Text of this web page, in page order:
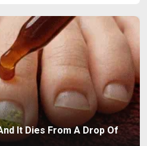
It Dies From A Drop Of